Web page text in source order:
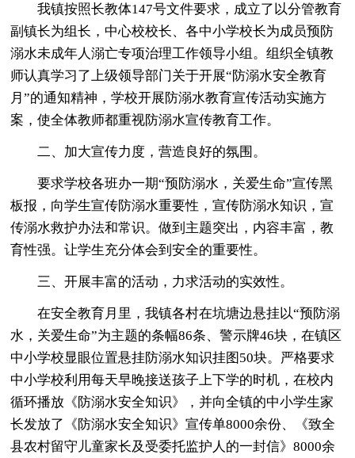
我镇按照长教体147号文件要求，成立了以分管教育
副镇长为组长，中心校校长、各中小学校长为成员预防
溺水未成年人溺亡专项治理工作领导小组。组织全镇教
师认真学习了上级领导部门关于开展“防溺水安全教育
月”的通知精神，学校开展防溺水教育宣传活动实施方
案，使全体教师都重视防溺水宣传教育工作。
二、加大宣传力度，营造良好的氛围。
要求学校各班办一期“预防溺水，关爱生命”宣传黑
板报，向学生宣传防溺水重要性，宣传防溺水知识，宣
传溺水救护办法和常识。做到主题突出，内容丰富，教
育性强。让学生充分体会到安全的重要性。
三、开展丰富的活动，力求活动的实效性。
在安全教育月里，我镇各村在坑塘边悬挂以“预防溺
水，关爱生命”为主题的条幅86条、警示牌46块，在镇区
中小学校显眼位置悬挂防溺水知识挂图50块。严格要求
中小学校利用每天早晚接送孩子上下学的时机，在校内
循环播放《防溺水安全知识》，并向全镇的中小学生家
长发放了《防溺水安全知识》宣传单8000余份、《致全
县农村留守儿童家长及受委托监护人的一封信》8000余